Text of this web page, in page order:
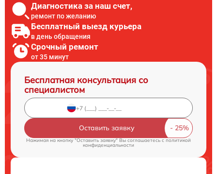
Диагностика за наш счет,
ремонт по желанию
Бесплатный выезд курьера
в день обращения
Срочный ремонт
от 35 минут
Бесплатная консультация со
специалистом
Оставить заявку
Нажимая на кнопку "Оставить заявку" Вы соглашаетесь cполитикой
конфиденциальности